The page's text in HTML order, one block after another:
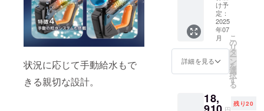
状況に応じて手動給水もで
きる親切な設計。
使用部
材の供
給状
況、製
造工程
合等に
より出
る場合
が向上
した場
合、正
規販売
価格が
定価格
より下
ござい
43×17.5
×6.5cm
●重さ：
0.8kg（
水無し
の場
合） ●
360ml ※
価格は
7.4V リ
チウム
電池
フル充
電：2時
間 ●
バッテ
続使用
で25～
38％OF
F】 一
般販売
価格：
29,000
円
⇒17,80
0円
（11,20
OFF！
） 【商
け予
定：
2025
年07
月
詳細を見る
こ
の
リ
タ
ー
ン
を
選
択
す
る
18, 残り20